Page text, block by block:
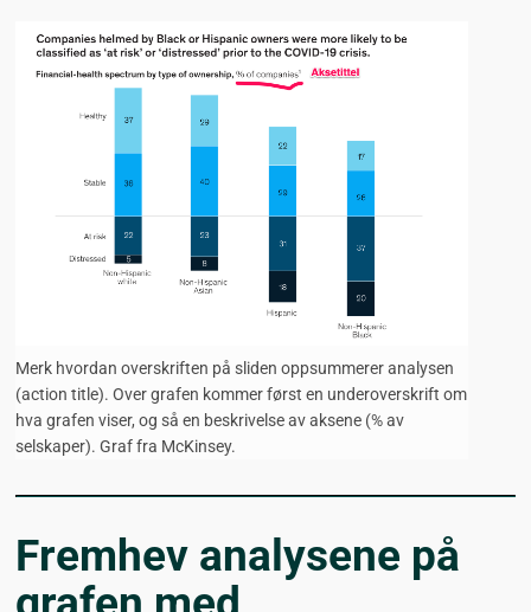
Merk hvordan overskriften på sliden oppsummerer analysen
(action title). Over grafen kommer først en underoverskrift om
hva grafen viser, og så en beskrivelse av aksene (% av
selskaper). Graf fra McKinsey.
Fremhev analysene på